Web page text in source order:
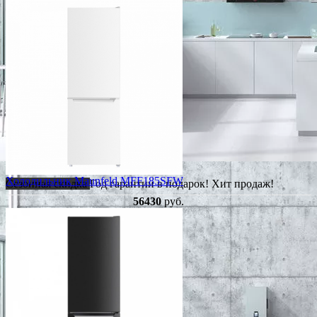
Сезонная скидкаГод гарантии в подарок!Хит продаж!
Холодильник Maunfeld MFF185SFW
56430руб.